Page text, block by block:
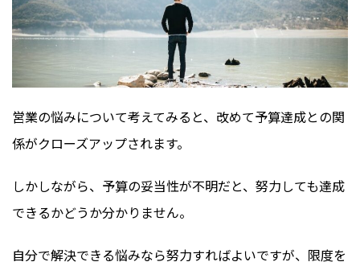
営業の悩みについて考えてみると、改めて予算達成との関
係がクローズアップされます。
しかしながら、予算の妥当性が不明だと、努力しても達成
できるかどうか分かりません。
自分で解決できる悩みなら努力すればよいですが、限度を